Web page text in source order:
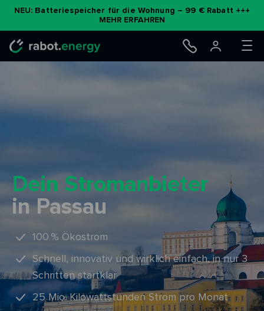
NEU: Batteriespeicher für die Wohnung – 99 € Rabatt +++
MEHR ERFAHREN
Dein Stromanbieter
in Passau
100 % Ökostrom
Schnell, innovativ und wirklich einfach, in nur 3
Schritten startklar
25 Mio. Kilowattstunden Strom pro Monat
springen